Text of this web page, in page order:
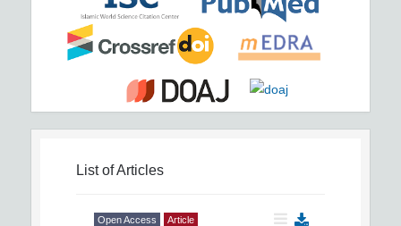
List of Articles
Open Access Article